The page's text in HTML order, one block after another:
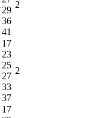
29
36
41
2
17
23
25
27
33
37
2
17